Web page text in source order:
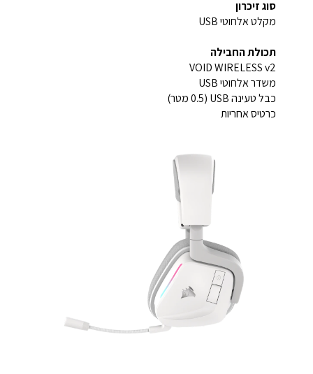
סוג זיכרון
מקלט אלחוטי USB
תכולת החבילה
VOID WIRELESS v2
משדר אלחוטי USB
כבל טעינה USB (0.5 מטר)
כרטיס אחריות